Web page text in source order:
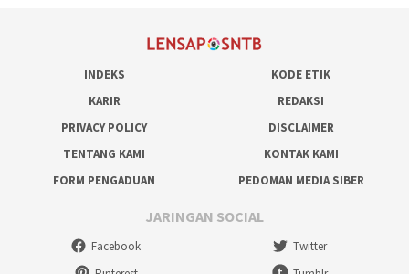
INDEKS
KODE ETIK
KARIR
REDAKSI
PRIVACY POLICY
DISCLAIMER
TENTANG KAMI
KONTAK KAMI
FORM PENGADUAN
PEDOMAN MEDIA SIBER
JARINGAN SOCIAL
Facebook
Twitter